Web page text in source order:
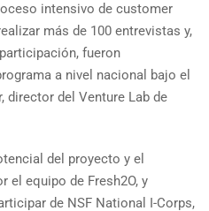
intensivo de customer
más de 100 entrevistas y,
fueron
a nivel nacional bajo el
director del Venture Lab de
del proyecto y el
el equipo de Fresh2O, y
de NSF National I-Corps,